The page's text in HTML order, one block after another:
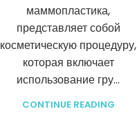
маммопластика,
представляет собой
косметическую процедуру,
которая включает
использование гру...
CONTINUE READING